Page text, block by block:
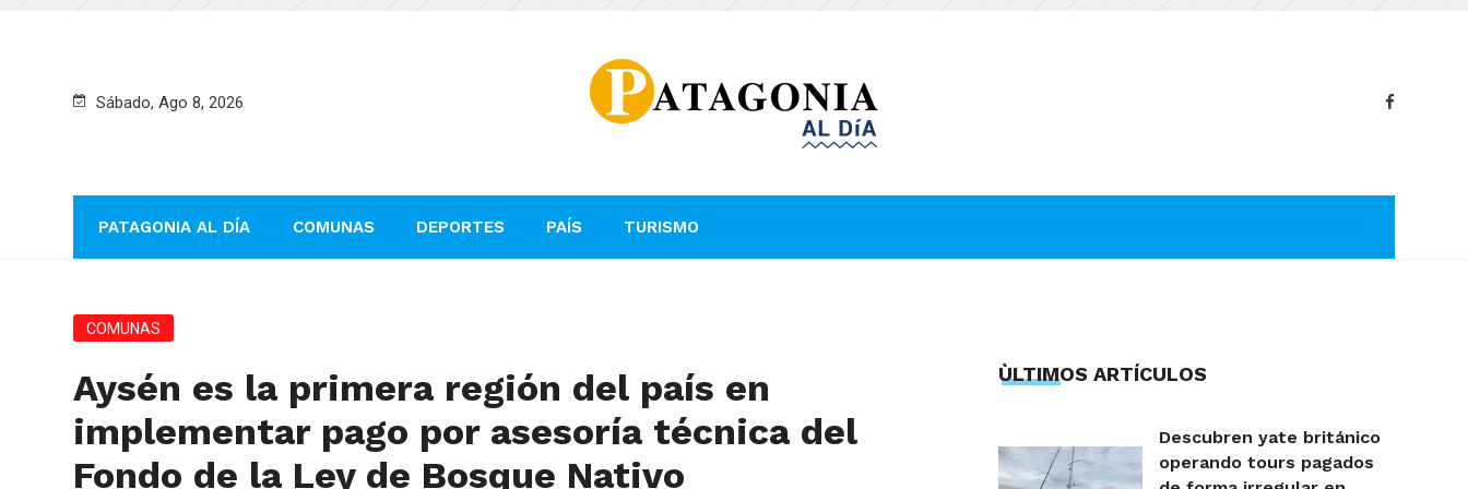
Sábado, Ago 8, 2026
PATAGONIA AL DÍA COMUNAS DEPORTES PAÍS TURISMO
COMUNAS
Aysén es la primera región del país en
implementar pago por asesoría técnica del
Fondo de la Ley de Bosque Nativo
ÙLTIMOS ARTÍCULOS
Descubren yate británico
operando tours pagados